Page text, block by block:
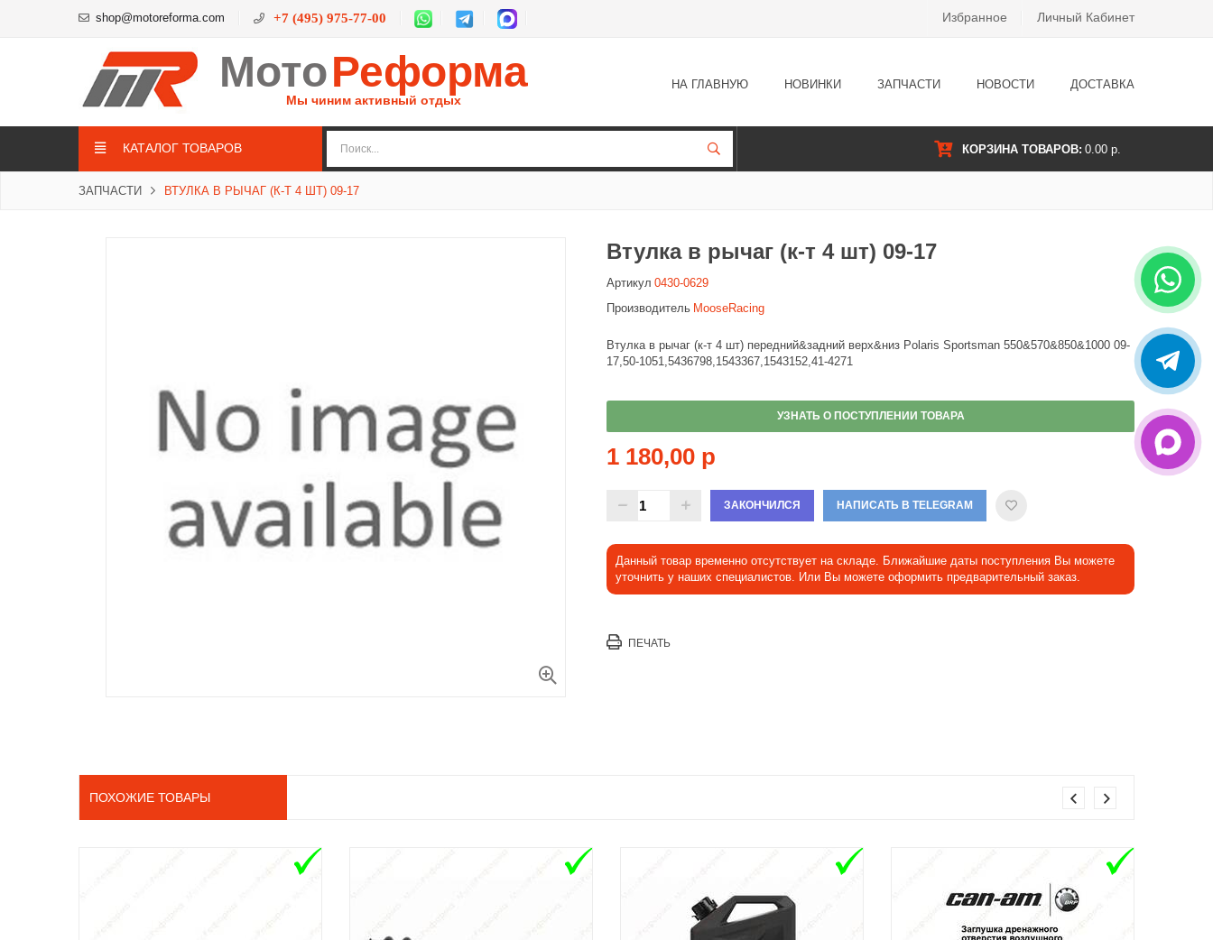
shop@motoreforma.com +7 (495) 975-77-00 Избранное Личный Кабинет
МотоРеформа
Мы чиним активный отдых
НА ГЛАВНУЮ НОВИНКИ ЗАПЧАСТИ НОВОСТИ ДОСТАВКА
КАТАЛОГ ТОВАРОВ КОРЗИНА ТОВАРОВ: 0.00 р.
ЗАПЧАСТИ ВТУЛКА В РЫЧАГ (К-Т 4 ШТ) 09-17
Втулка в рычаг (к-т 4 шт) 09-17
Артикул 0430-0629
Производитель MooseRacing
Втулка в рычаг (к-т 4 шт) передний&задний верх&низ Polaris Sportsman 550&570&850&1000 09-
17,50-1051,5436798,1543367,1543152,41-4271
УЗНАТЬ О ПОСТУПЛЕНИИ ТОВАРА
1 180,00 р
ЗАКОНЧИЛСЯ НАПИСАТЬ В TELEGRAM
Данный товар временно отсутствует на складе. Ближайшие даты поступления Вы можете
уточнить у наших специалистов. Или Вы можете оформить предварительный заказ.
ПЕЧАТЬ
ПОХОЖИЕ ТОВАРЫ